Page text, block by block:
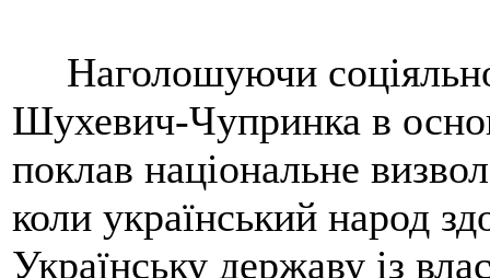
Наголошуючи
Шухевич-Чупринка в
поклав національне
коли український народ
Українську державу із